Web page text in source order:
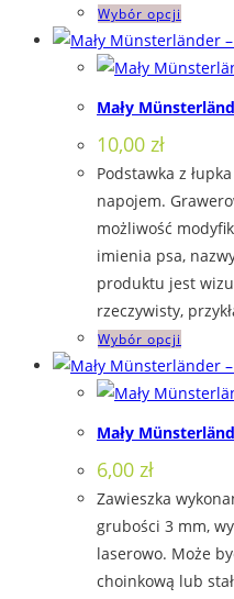
Wybór opcji
ma
można
wybrać
na
stronie
Mały
10,00 zł
Podstawka z
napojem.
możliwość
imienia psa,
produktu jest
rzeczywisty,
Wybór opcji
ma
można
wybrać
na
stronie
Mały
6,00 zł
Zawieszka
grubości 3 mm,
laserowo. Może
choinkową lub